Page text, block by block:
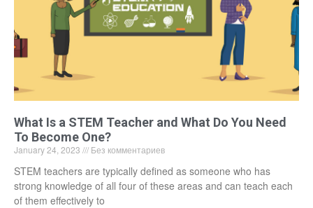
What Is a STEM Teacher and What Do You Need
To Become One?
January 24, 2023 Без комментариев
STEM teachers are typically defined as someone who has
strong knowledge of all four of these areas and can teach each
of them effectively to